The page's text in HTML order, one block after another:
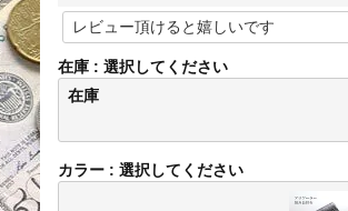
在庫
選択してください
在庫
カラー 選択してください